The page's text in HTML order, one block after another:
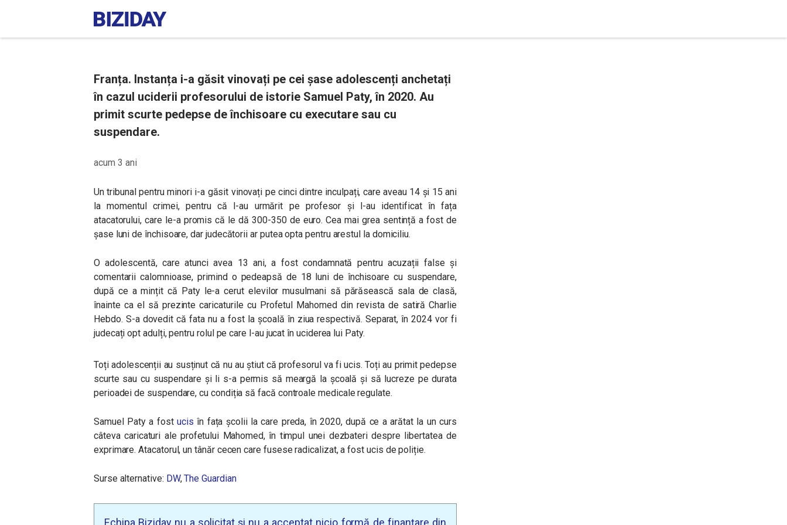
Franța. Instanța i-a găsit vinovați pe cei șase adolescenți anchetați
în cazul uciderii profesorului de istorie Samuel Paty, în 2020. Au
primit scurte pedepse de închisoare cu executare sau cu
suspendare.
acum 3 ani
Un tribunal pentru minori i-a găsit vinovați pe cinci dintre inculpați, care aveau 14 și 15 ani
la momentul crimei, pentru că l-au urmărit pe profesor și l-au identificat în fața
atacatorului, care le-a promis că le dă 300-350 de euro. Cea mai grea sentință a fost de
șase luni de închisoare, dar judecătorii ar putea opta pentru arestul la domiciliu.
O adolescentă, care atunci avea 13 ani, a fost condamnată pentru acuzații false și
comentarii calomnioase, primind o pedeapsă de 18 luni de închisoare cu suspendare,
după ce a mințit că Paty le-a cerut elevilor musulmani să părăsească sala de clasă,
înainte ca el să prezinte caricaturile cu Profetul Mahomed din revista de satiră Charlie
Hebdo. S-a dovedit că fata nu a fost la școală în ziua respectivă. Separat, în 2024 vor fi
judecați opt adulți, pentru rolul pe care l-au jucat în uciderea lui Paty.
Toți adolescenții au susținut că nu au știut că profesorul va fi ucis. Toți au primit pedepse
scurte sau cu suspendare și li s-a permis să meargă la școală și să lucreze pe durata
perioadei de suspendare, cu condiția să facă controale medicale regulate.
Samuel Paty a fostucis în fața școlii la care preda, în 2020, după ce a arătat la un curs
câteva caricaturi ale profetului Mahomed, în timpul unei dezbateri despre libertatea de
exprimare. Atacatorul, un tânăr cecen care fusese radicalizat, a fost ucis de poliție.
Surse alternative: DW,The Guardian
Echipa Biziday nu a solicitat și nu a acceptat nicio formă de finanțare din